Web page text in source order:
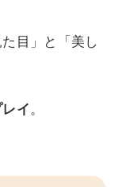
目」と「美し
イ。